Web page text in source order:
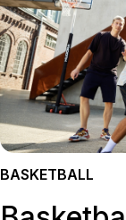
BASKETBALL